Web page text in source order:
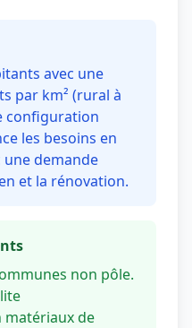
avec une
par km² (rural à
configuration
les besoins en
demande
et la rénovation.
non pôle.
matériaux de